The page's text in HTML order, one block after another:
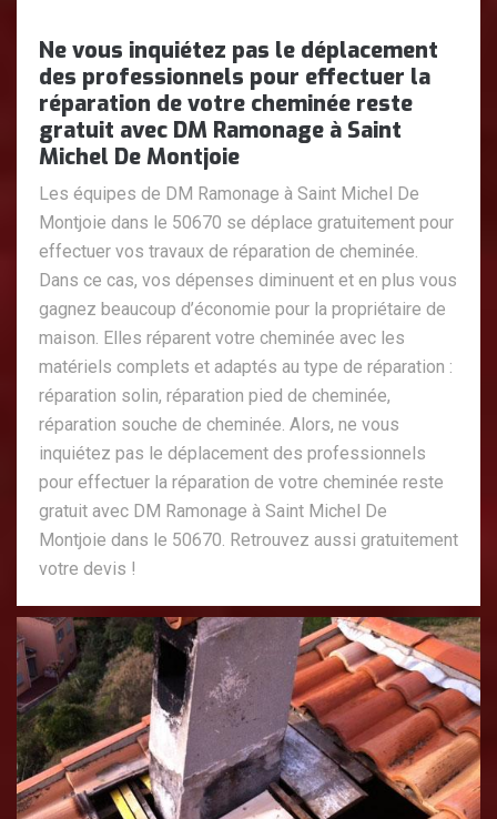
Ne vous inquiétez pas le déplacement
des professionnels pour effectuer la
réparation de votre cheminée reste
gratuit avec DM Ramonage à Saint
Michel De Montjoie
Les équipes de DM Ramonage à Saint Michel De
Montjoie dans le 50670 se déplace gratuitement pour
effectuer vos travaux de réparation de cheminée.
Dans ce cas, vos dépenses diminuent et en plus vous
gagnez beaucoup d’économie pour la propriétaire de
maison. Elles réparent votre cheminée avec les
matériels complets et adaptés au type de réparation :
réparation solin, réparation pied de cheminée,
réparation souche de cheminée. Alors, ne vous
inquiétez pas le déplacement des professionnels
pour effectuer la réparation de votre cheminée reste
gratuit avec DM Ramonage à Saint Michel De
Montjoie dans le 50670. Retrouvez aussi gratuitement
votre devis !